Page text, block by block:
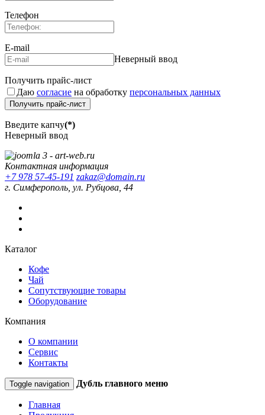
Телефон
E-mail
Неверный ввод
Получить прайс-лист
Даю согласие на обработку персональных данных
Получить прайс-лист
Введите капчу(*)
Неверный ввод
Контактная информация
+7 978 57-45-191 zakaz@domain.ru
г. Симферополь, ул. Рубцова, 44
Каталог
Кофе
Чай
Сопутствующие товары
Оборудование
Компания
О компании
Сервис
Контакты
Toggle navigation Дубль главного меню
Главная